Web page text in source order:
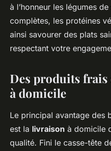
à l’honneur les légumes
complètes, les protéines
ainsi savourer des plats
respectant votre
Des produits
à domicile
Le principal avantage des
est la livraison à domicile
qualité. Fini le casse-tête